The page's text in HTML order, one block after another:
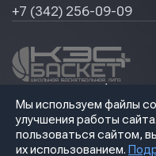
+7 (342) 256-09-09
Политика
Мы используем файлы
улучшения работы
пользоваться сайтом,
их использованием.